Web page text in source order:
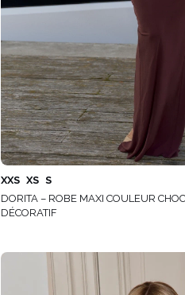
XXS XS S
DORITA – ROBE MAXI COULEUR
DÉCORATIF